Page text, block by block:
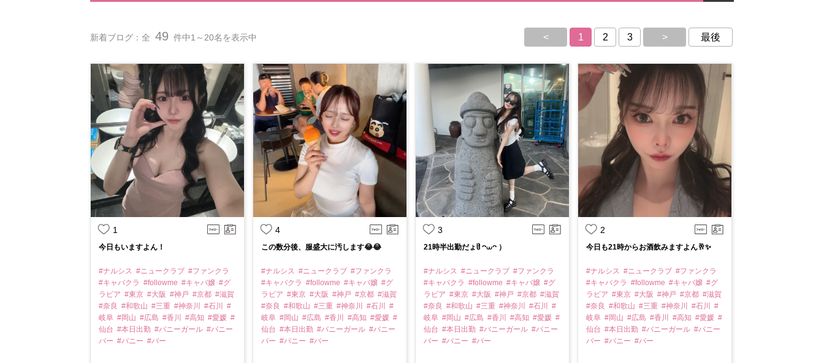
新着ブログ：全 49 件中1～20名を表示中 < 1 2 3 > 最後
1
今日もいますよん！
#ナルシス #ニュークラブ #ファンクラ
#キャバクラ #followme #キャバ嬢 #グ
ラビア #東京 #大阪 #神戸 #京都 #滋賀
#奈良 #和歌山 #三重 #神奈川 #石川
#
岐阜 #岡山 #広島 #香川 #高知 #愛媛 #
仙台 #本日出勤 #バニーガール #バニー
バー #バニー #バー
4
この数分後、服盛大に汚します😂😂
#ナルシス #ニュークラブ #ファンクラ
#キャバクラ #followme #キャバ嬢 #グ
ラビア #東京 #大阪 #神戸 #京都 #滋賀
#奈良 #和歌山 #三重 #神奈川 #石川
#
岐阜 #岡山 #広島 #香川 #高知 #愛媛 #
仙台 #本日出勤 #バニーガール #バニー
バー #バニー #バー
3
21時半出勤だょჱ̒ ᴖ⩊ᴖ ）‪ ‪
#ナルシス #ニュークラブ #ファンクラ
#キャバクラ #followme #キャバ嬢 #グ
ラビア #東京 #大阪 #神戸 #京都 #滋賀
#奈良 #和歌山 #三重 #神奈川 #石川
#
岐阜 #岡山 #広島 #香川 #高知 #愛媛 #
仙台 #本日出勤 #バニーガール #バニー
バー #バニー #バー
2
今日も21時からお酒飲みますよん🥂✨
#ナルシス #ニュークラブ #ファンクラ
#キャバクラ #followme #キャバ嬢 #グ
ラビア #東京 #大阪 #神戸 #京都 #滋賀
#奈良 #和歌山 #三重 #神奈川 #石川
#
岐阜 #岡山 #広島 #香川 #高知 #愛媛 #
仙台 #本日出勤 #バニーガール #バニー
バー #バニー #バー